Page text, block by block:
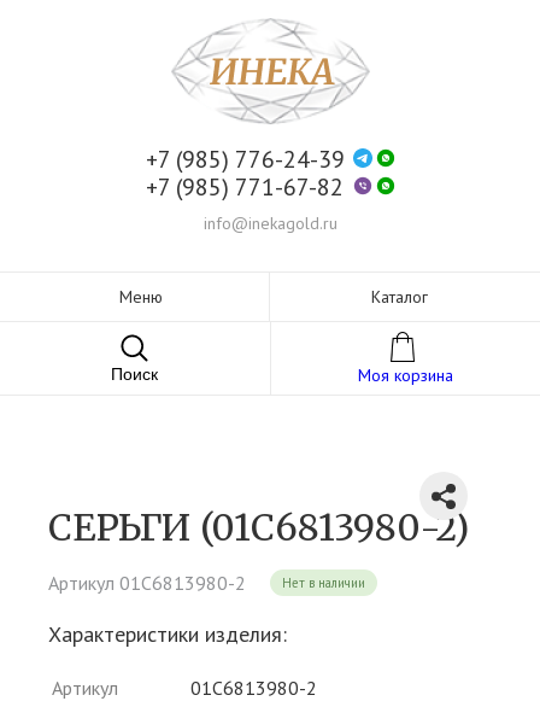
+7 (985) 776-24-39
+7 (985) 771-67-82
info@inekagold.ru
Меню Каталог
Поиск Моя корзина
СЕРЬГИ (01С6813980-2)
Артикул 01С6813980-2 Нет в наличии
Характеристики изделия:
Артикул
01С6813980-2